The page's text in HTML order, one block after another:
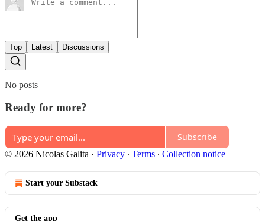
Top Latest Discussions
No posts
Ready for more?
Subscribe
© 2026 Nicolas Galita · Privacy ∙ Terms ∙ Collection notice
Start your Substack
Get the app